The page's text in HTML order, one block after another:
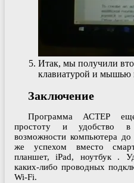
Итак, мы получили
клавиатурой и мышью
Заключение
Программа АСТЕР еще
простоту и удобство в
возможности компьютера
же успехом вместо
планшет, iPad, ноутбук .
каких-либо проводных
Wi-Fi.